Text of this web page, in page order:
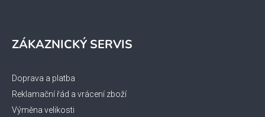
ZÁKAZNICKÝ SERVIS
Doprava a platba
Reklamační řád a vrácení zboží
Výměna velikosti